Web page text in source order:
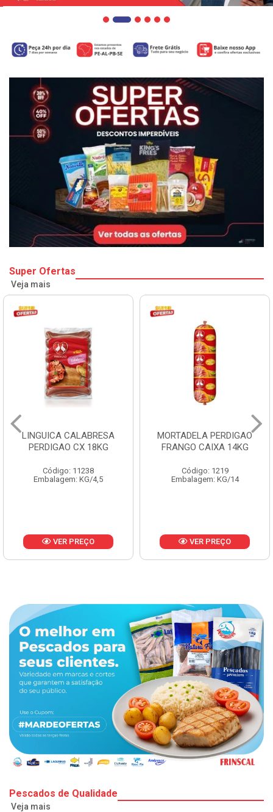
Super Ofertas
Veja mais
LINGUICA CALABRESA
PERDIGAO CX 18KG
Código: 11238
Embalagem: KG/4,5
VER PREÇO
MORTADELA PERDIGAO
FRANGO CAIXA 14KG
Código: 1219
Embalagem: KG/14
VER PREÇO
Pescados de Qualidade
Veja mais